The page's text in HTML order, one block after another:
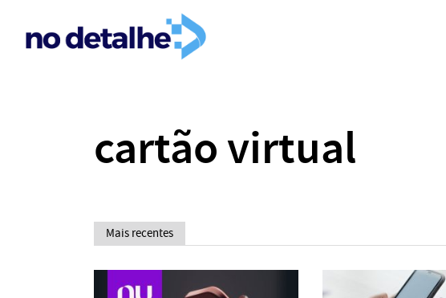
cartão virtual
Mais recentes